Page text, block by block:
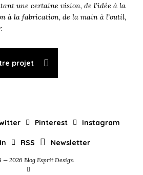
une certaine vision, de l’idée à la
à la fabrication, de la main à l’outil,
projet
Pinterest Instagram
RSS Newsletter
— 2026 Blog Esprit Design